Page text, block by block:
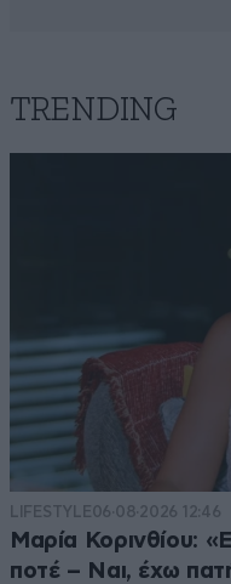
TRENDING
LIFESTYLE06·08·2026 12:46
Μαρία Κορινθίου:
ποτέ – Ναι, έχω